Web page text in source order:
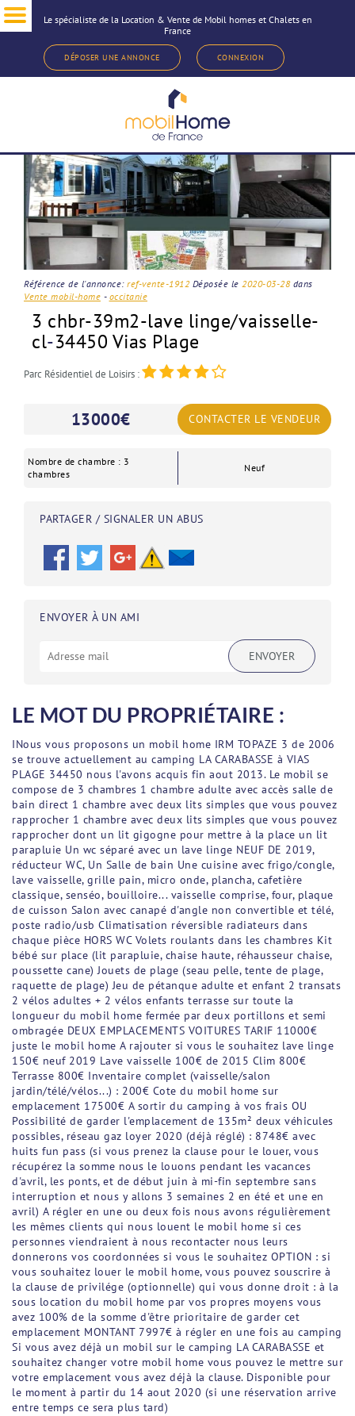
Le spécialiste de la Location & Vente de Mobil homes et Chalets en
France
DÉPOSER UNE ANNONCE CONNEXION
< Revenir à la sélection d'annonce
Référence de l'annonce: ref-vente-1912Déposée le 2020-03-28dans
Vente mobil-home - occitanie
3 chbr-39m2-lave linge/vaisselle-
cl-34450 Vias Plage
Parc Résidentiel de Loisirs :
13000€ CONTACTER LE VENDEUR
Nombre de chambre : 3
chambres
Neuf
PARTAGER / SIGNALER UN ABUS
ENVOYER À UN AMI
ENVOYER
LE MOT DU PROPRIÉTAIRE :
INous vous proposons un mobil home IRM TOPAZE 3 de 2006
se trouve actuellement au camping LA CARABASSE à VIAS
PLAGE 34450 nous l'avons acquis fin aout 2013. Le mobil se
compose de 3 chambres 1 chambre adulte avec accès salle de
bain direct 1 chambre avec deux lits simples que vous pouvez
rapprocher 1 chambre avec deux lits simples que vous pouvez
rapprocher dont un lit gigogne pour mettre à la place un lit
parapluie Un wc séparé avec un lave linge NEUF DE 2019,
réducteur WC, Un Salle de bain Une cuisine avec frigo/congle,
lave vaisselle, grille pain, micro onde, plancha, cafetière
classique, senséo, bouilloire... vaisselle comprise, four, plaque
de cuisson Salon avec canapé d'angle non convertible et télé,
poste radio/usb Climatisation réversible radiateurs dans
chaque pièce HORS WC Volets roulants dans les chambres Kit
bébé sur place (lit parapluie, chaise haute, réhausseur chaise,
poussette cane) Jouets de plage (seau pelle, tente de plage,
raquette de plage) Jeu de pétanque adulte et enfant 2 transats
2 vélos adultes + 2 vélos enfants terrasse sur toute la
longueur du mobil home fermée par deux portillons et semi
ombragée DEUX EMPLACEMENTS VOITURES TARIF 11000€
juste le mobil home A rajouter si vous le souhaitez lave linge
150€ neuf 2019 Lave vaisselle 100€ de 2015 Clim 800€
Terrasse 800€ Inventaire complet (vaisselle/salon
jardin/télé/vélos...) : 200€ Cote du mobil home sur
emplacement 17500€ A sortir du camping à vos frais OU
Possibilité de garder l'emplacement de 135m² deux véhicules
possibles, réseau gaz loyer 2020 (déjà réglé) : 8748€ avec
huits fun pass (si vous prenez la clause pour le louer, vous
récupérez la somme nous le louons pendant les vacances
d'avril, les ponts, et de début juin à mi-fin septembre sans
interruption et nous y allons 3 semaines 2 en été et une en
avril) A régler en une ou deux fois nous avons régulièrement
les mêmes clients qui nous louent le mobil home si ces
personnes viendraient à nous recontacter nous leurs
donnerons vos coordonnées si vous le souhaitez OPTION : si
vous souhaitez louer le mobil home, vous pouvez souscrire à
la clause de privilége (optionnelle) qui vous donne droit : à la
sous location du mobil home par vos propres moyens vous
avez 100% de la somme d'être prioritaire de garder cet
emplacement MONTANT 7997€ à régler en une fois au camping
Si vous avez déjà un mobil sur le camping LA CARABASSE et
souhaitez changer votre mobil home vous pouvez le mettre sur
votre emplacement vous avez déjà la clause. Disponible pour
le moment à partir du 14 aout 2020 (si une réservation arrive
entre temps ce sera plus tard)